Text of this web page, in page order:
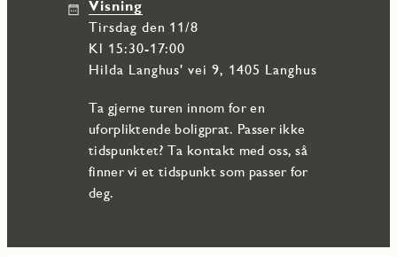
Visning
tirsdag den 11/8
Kl 15:30-17:00
Hilda Langhus' vei 9, 1405 Langhus
Ta gjerne turen innom for en
uforpliktende boligprat. Passer ikke
tidspunktet? Ta kontakt med oss, så
finner vi et tidspunkt som passer for
deg.